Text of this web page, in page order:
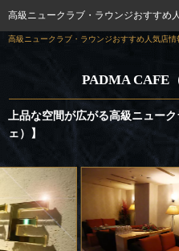
高級ニュークラブ・ラウンジおすすめ
高級ニュークラブ・ラウンジおすすめ人気店情
PADMA CAFE
上品な空間が広がる高級ニュー
ェ）】